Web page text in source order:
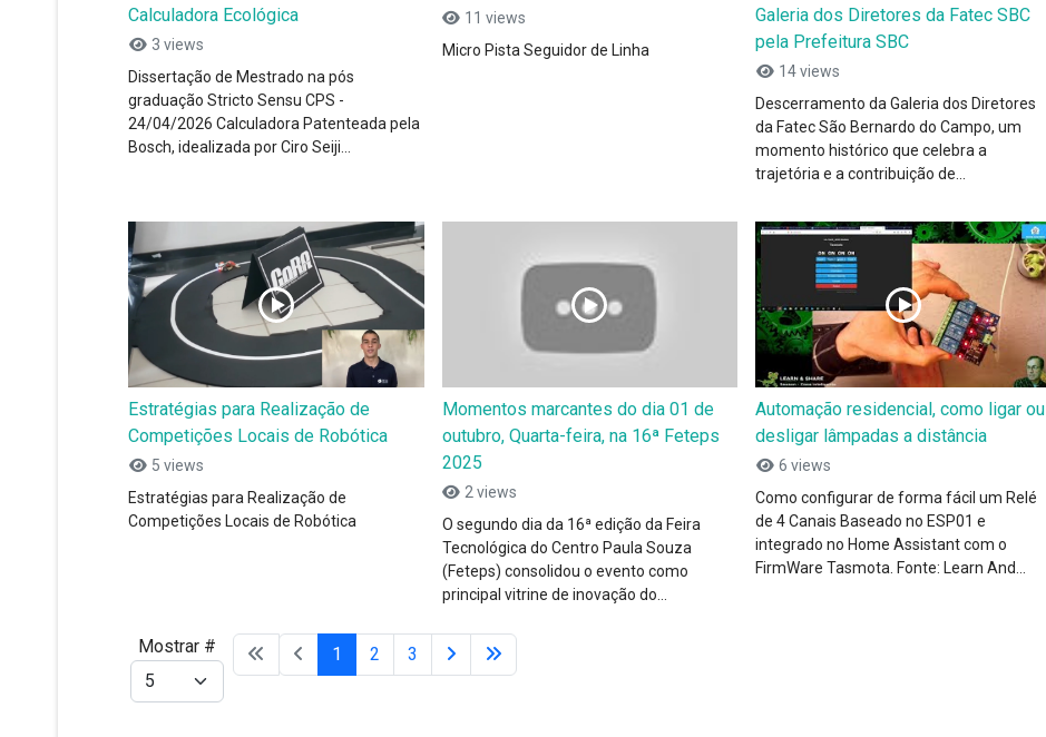
Calculadora Ecológica
3 views
Dissertação de Mestrado na pós
graduação Stricto Sensu CPS -
24/04/2026 Calculadora Patenteada pela
Bosch, idealizada por Ciro Seiji...
11 views
Micro Pista Seguidor de Linha
Galeria dos Diretores da Fatec SBC
pela Prefeitura SBC
14 views
Descerramento da Galeria dos Diretores
da Fatec São Bernardo do Campo, um
momento histórico que celebra a
trajetória e a contribuição de...
Estratégias para Realização de
Competições Locais de Robótica
5 views
Estratégias para Realização de
Competições Locais de Robótica
Momentos marcantes do dia 01 de
outubro, Quarta-feira, na 16ª Feteps
2025
2 views
O segundo dia da 16ª edição da Feira
Tecnológica do Centro Paula Souza
(Feteps) consolidou o evento como
principal vitrine de inovação do...
Automação residencial, como ligar ou
desligar lâmpadas a distância
6 views
Como configurar de forma fácil um Relé
de 4 Canais Baseado no ESP01 e
integrado no Home Assistant com o
FirmWare Tasmota. Fonte: Learn And...
Mostrar # 1 2 3